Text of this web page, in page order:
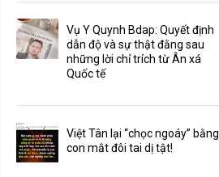
Vụ Y Quynh Bdap: Quyết định
dẫn độ và sự thật đằng sau
những lời chỉ trích từ Ân xá
Quốc tế
Việt Tân lại “chọc ngoáy” bằng
con mắt đôi tai dị tật!